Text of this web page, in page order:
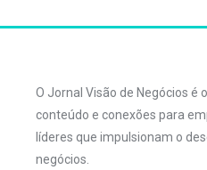
O Jornal Visão de Negócios é
conteúdo e conexões para
líderes que impulsionam o
negócios.